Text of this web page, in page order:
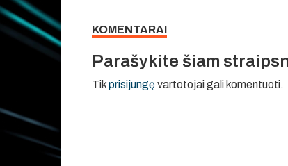
KOMENTARAI
Parašykite šiam
Tikprisijungęvartotojai gali komentuoti.